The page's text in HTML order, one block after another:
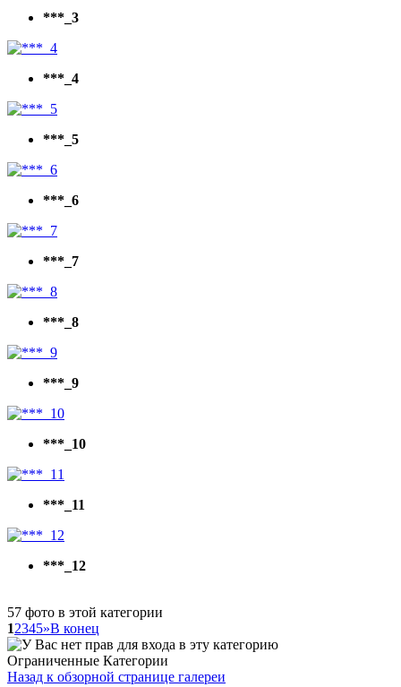
***_3
***_4
***_5
***_6
***_7
***_8
***_9
***_10
***_11
***_12
57 фото в этой категории
12345»В конец
Ограниченные Категории
Назад к обзорной странице галереи